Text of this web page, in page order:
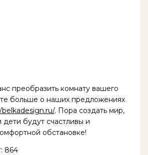
преобразить комнату вашего
больше о наших предложениях
. Пора создать мир,
будут счастливы и
обстановке!
864